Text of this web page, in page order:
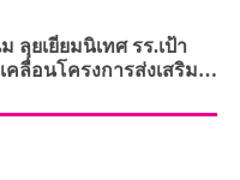
ลุยเยี่ยมนิเทศ รร.เป้า
คลื่อนโครงการส่งเสริม
ยน ภาษาไทย สนองพระ